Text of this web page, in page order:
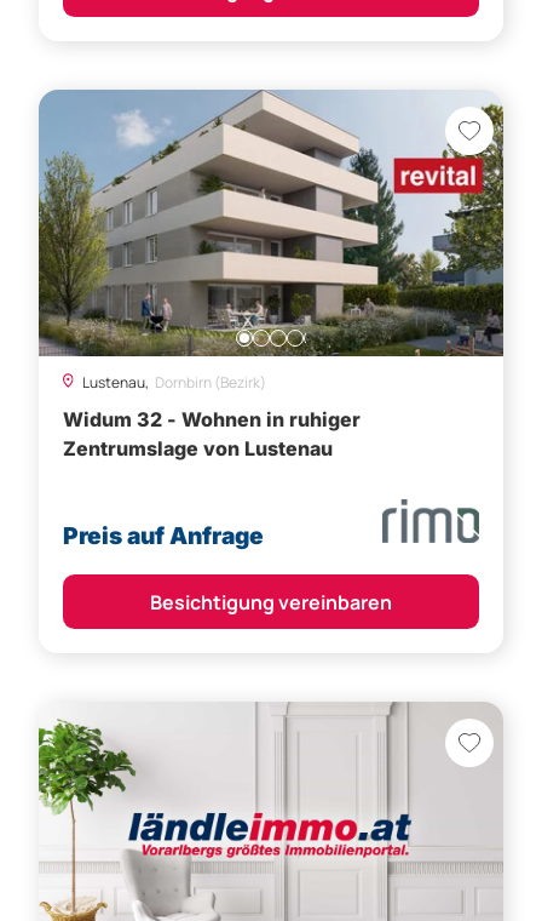
Lustenau, Dornbirn (Bezirk)
Widum 32 - Wohnen in ruhiger
Zentrumslage von Lustenau
Preis auf Anfrage
Besichtigung vereinbaren